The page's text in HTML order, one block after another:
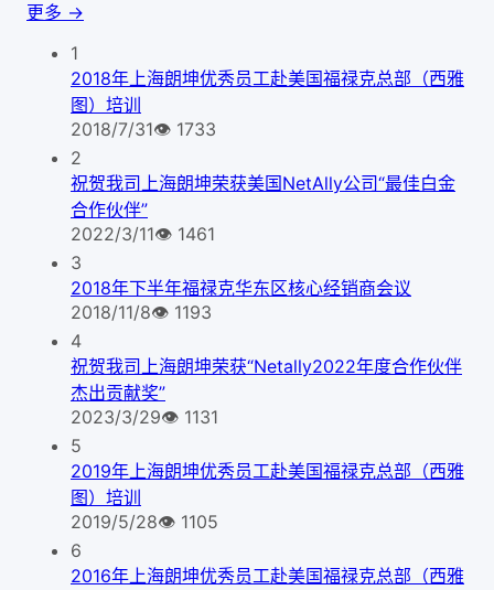
更多 →
1
2018年上海朗坤优秀员工赴美国福禄克总部（西雅
图）培训
2018/7/31👁 1733
2
祝贺我司上海朗坤荣获美国NetAlly公司“最佳白金
合作伙伴”
2022/3/11👁 1461
3
2018年下半年福禄克华东区核心经销商会议
2018/11/8👁 1193
4
祝贺我司上海朗坤荣获“Netally2022年度合作伙伴
杰出贡献奖”
2023/3/29👁 1131
5
2019年上海朗坤优秀员工赴美国福禄克总部（西雅
图）培训
2019/5/28👁 1105
6
2016年上海朗坤优秀员工赴美国福禄克总部（西雅